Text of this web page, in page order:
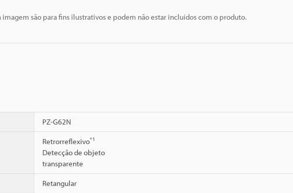
imagem são para fins ilustrativos e podem não estar incluídos com o produto.
PZ-G62N
Retrorreflexivo*1
Detecção de objeto
transparente
Retangular